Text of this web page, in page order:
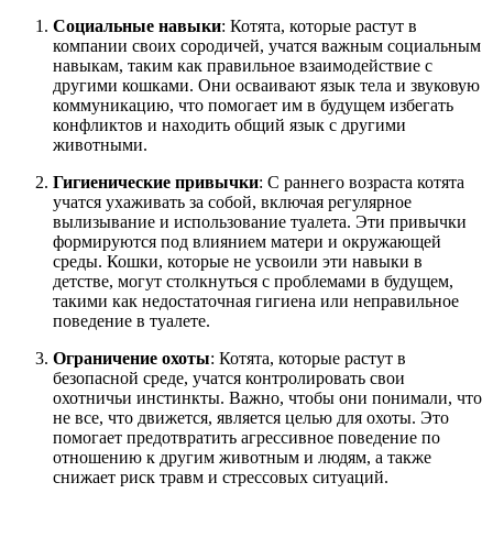
Социальные навыки: Котята, которые растут в
компании своих сородичей, учатся важным социальным
навыкам, таким как правильное взаимодействие с
другими кошками. Они осваивают язык тела и звуковую
коммуникацию, что помогает им в будущем избегать
конфликтов и находить общий язык с другими
животными.
Гигиенические привычки: С раннего возраста котята
учатся ухаживать за собой, включая регулярное
вылизывание и использование туалета. Эти привычки
формируются под влиянием матери и окружающей
среды. Кошки, которые не усвоили эти навыки в
детстве, могут столкнуться с проблемами в будущем,
такими как недостаточная гигиена или неправильное
поведение в туалете.
Ограничение охоты: Котята, которые растут в
безопасной среде, учатся контролировать свои
охотничьи инстинкты. Важно, чтобы они понимали, что
не все, что движется, является целью для охоты. Это
помогает предотвратить агрессивное поведение по
отношению к другим животным и людям, а также
снижает риск травм и стрессовых ситуаций.